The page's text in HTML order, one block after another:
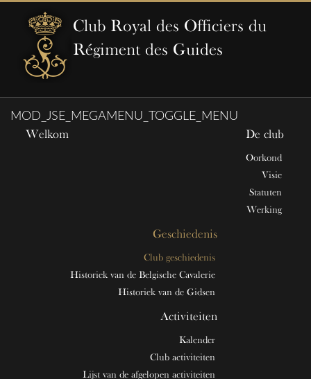
Club Royal des Officiers du
Régiment des Guides
MOD_JSE_MEGAMENU_TOGGLE_MENU
Welkom De club
Oorkond
Visie
Statuten
Werking
Geschiedenis
Club geschiedenis
Historiek van de Belgische Cavalerie
Historiek van de Gidsen
Activiteiten
Kalender
Club activiteiten
Lijst van de afgelopen activiteiten